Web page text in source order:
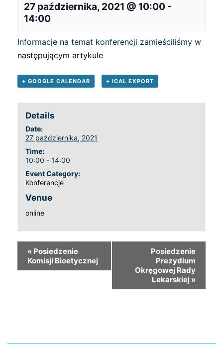
27 października, 2021 @ 10:00 -
14:00
Informacje na temat konferencji zamieściliśmy w
następującym artykule
+ GOOGLE CALENDAR + ICAL EXPORT
Details
Date:
27 października, 2021
Time:
10:00 - 14:00
Event Category:
Konferencje
Venue
online
« Posiedzenie
Komisji Bioetycznej
Posiedzenie
Prezydium
Okręgowej Rady
Lekarskiej »